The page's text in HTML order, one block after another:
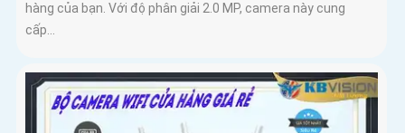
hàng của bạn. Với độ phân giải 2.0 MP, camera này cung
cấp...